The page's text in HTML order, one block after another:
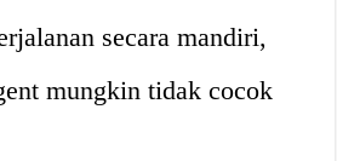
secara mandiri,
mungkin tidak cocok